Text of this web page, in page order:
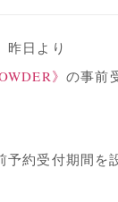
昨日より
》 の事前
約受付期間を